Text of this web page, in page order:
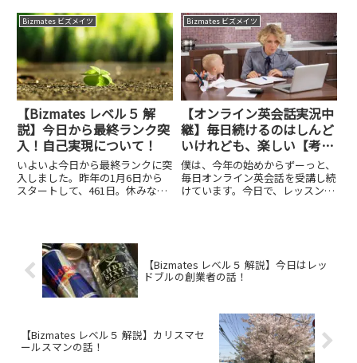
使われ方がノーベルが考えた使わ
れ方だけではなかった。多くの人
を一気に殺傷するのにも使われ
た。そんなことに心を痛めたノー
ベ...
んでいて、とても話しやすいで
す。今日までで68回彼とレッスン
をしています。前回のレッスンで
桜の話になったので、写真を見...
Bizmates ビズメイツ
【Bizmates レベル５ 解
説】今日から最終ランク突
入！自己実現について！
いよいよ今日から最終ランクに突
入しました。昨年の1月6日から
スタートして、461日。休みなし
現」です。今日のトレーナーさん
はArma...
Bizmates ビズメイツ
【オンライン英会話実況中
継】毎日続けるのはしんど
いけれども、楽しい【考え
方次第なんじゃないか
な？】
僕は、今年の始めからずーっと、
毎日オンライン英会話を受講し続
けています。今日で、レッスンを
て...
【Bizmates レベル５ 解説】今日はレッ
ドブルの創業者の話！
【Bizmates レベル５ 解説】カリスマセ
ールスマンの話！